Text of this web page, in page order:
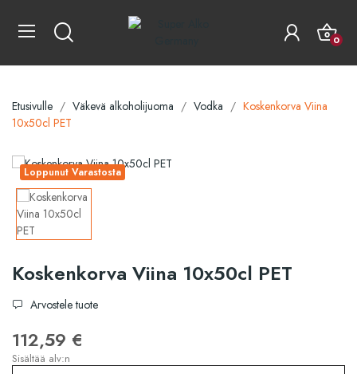
0
Etusivulle Väkevä alkoholijuoma Vodka
Koskenkorva Viina
10x50cl PET
Loppunut Varastosta
Koskenkorva Viina 10x50cl PET
Arvostele tuote
112,59 €
Sisältää alv:n